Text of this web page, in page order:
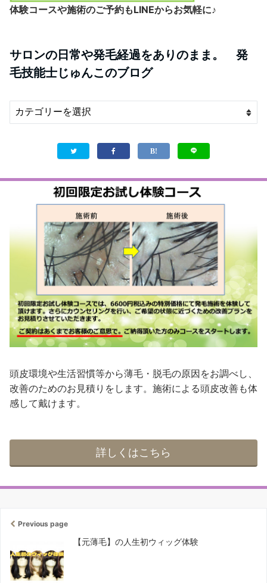
体験コースや施術のご予約もLINEからお気軽に♪
サロンの日常や発毛経過をありのまま。 発
毛技能士じゅんこのブログ
頭皮環境や生活習慣等から薄毛・脱毛の原因をお調べし、
改善のためのお見積りをします。施術による頭皮改善も体
感して戴けます。
詳しくはこちら
Previous page
【元薄毛】の人生初ウィッグ体験